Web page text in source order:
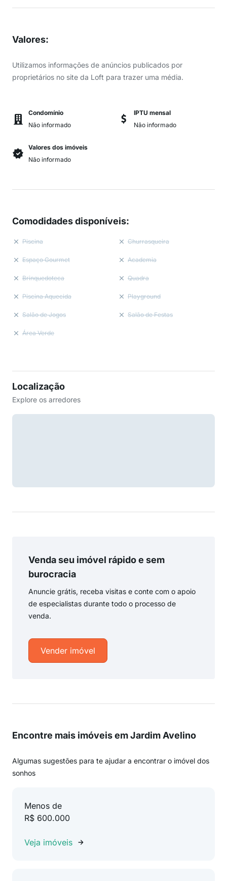
Valores:
Utilizamos informações de anúncios publicados por
proprietários no site da Loft para trazer uma média.
Condomínio
Não informado
IPTU mensal
Não informado
Valores dos imóveis
Não informado
Comodidades disponíveis:
Piscina Churrasqueira
Espaço Gourmet Academia
Brinquedoteca Quadra
Piscina Aquecida Playground
Salão de Jogos Salão de Festas
Área Verde
Localização
Explore os arredores
Venda seu imóvel rápido e sem
burocracia
Anuncie grátis, receba visitas e conte com o apoio
de especialistas durante todo o processo de
venda.
Vender imóvel
Encontre mais imóveis em Jardim Avelino
Algumas sugestões para te ajudar a encontrar o imóvel dos
sonhos
Menos de
R$ 600.000
Veja imóveis